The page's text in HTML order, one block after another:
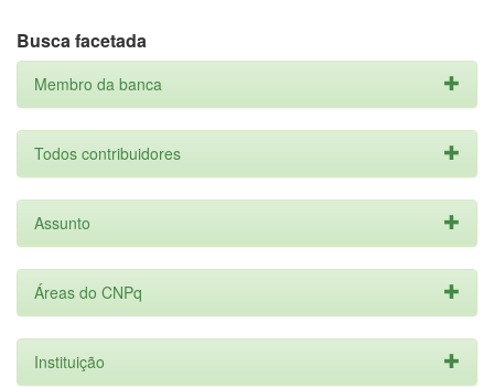
Busca facetada
Membro da banca
Todos contribuidores
Assunto
Áreas do CNPq
Instituição